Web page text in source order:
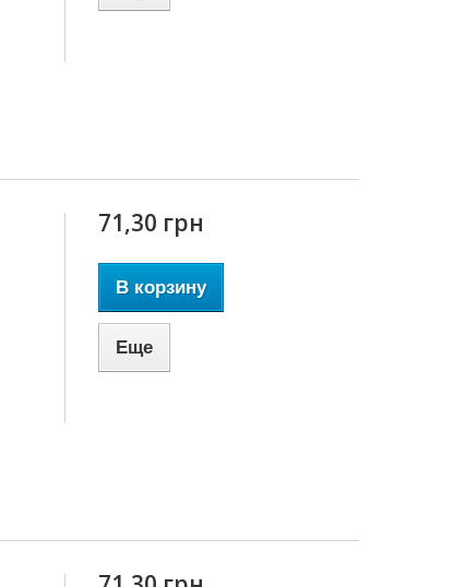
71,30 грн
В корзину
Еще